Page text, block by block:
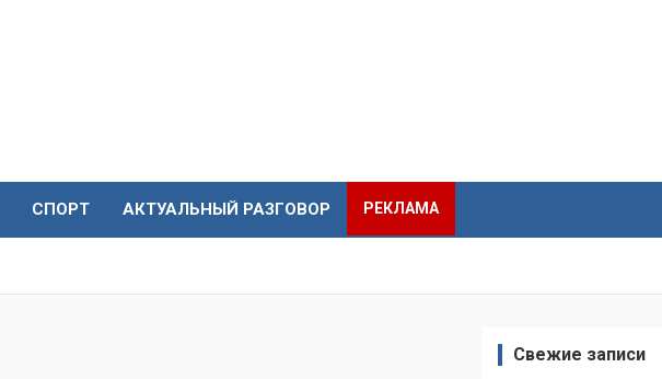
СПОРТ АКТУАЛЬНЫЙ РАЗГОВОР РЕКЛАМА
Свежие записи